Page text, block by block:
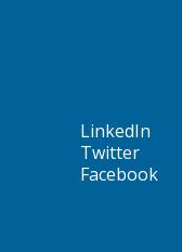
LinkedIn
Twitter
Facebook